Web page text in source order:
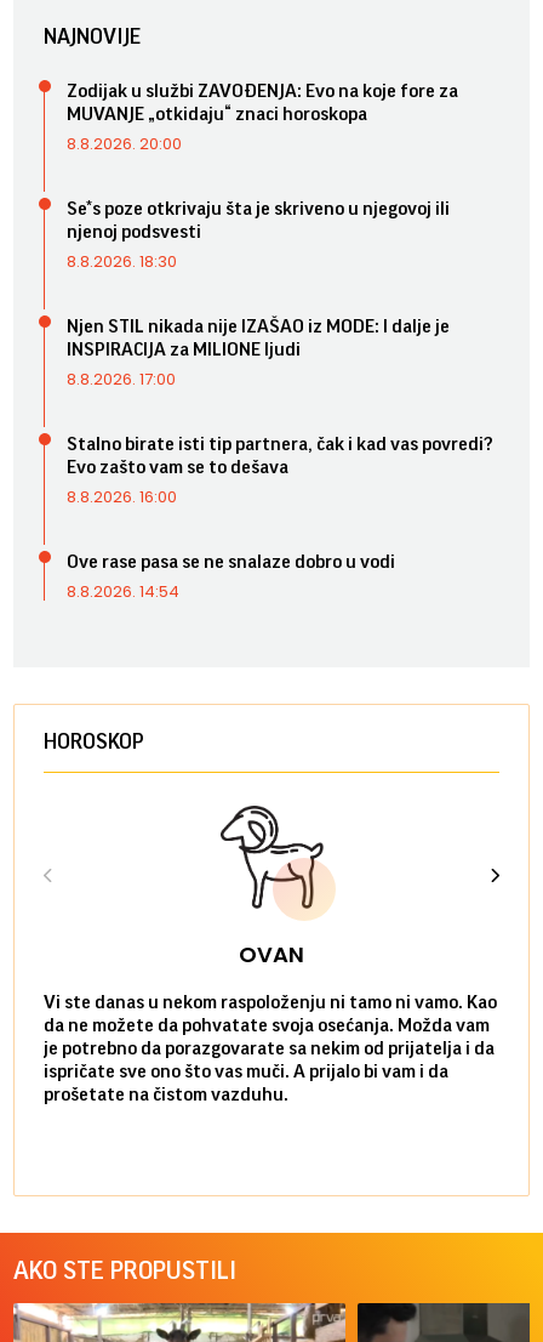
NAJNOVIJE
Zodijak u službi ZAVOĐENJA: Evo na koje fore za
MUVANJE „otkidaju“ znaci horoskopa
8.8.2026. 20:00
Se*s poze otkrivaju šta je skriveno u njegovoj ili
njenoj podsvesti
8.8.2026. 18:30
Njen STIL nikada nije IZAŠAO iz MODE: I dalje je
INSPIRACIJA za MILIONE ljudi
8.8.2026. 17:00
Stalno birate isti tip partnera, čak i kad vas povredi?
Evo zašto vam se to dešava
8.8.2026. 16:00
Ove rase pasa se ne snalaze dobro u vodi
8.8.2026. 14:54
HOROSKOP
OVAN
Vi ste danas u nekom raspoloženju ni tamo ni vamo. Kao
da ne možete da pohvatate svoja osećanja. Možda vam
je potrebno da porazgovarate sa nekim od prijatelja i da
ispričate sve ono što vas muči. A prijalo bi vam i da
prošetate na čistom vazduhu.
AKO STE PROPUSTILI